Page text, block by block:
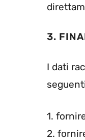
3.
I dati
1.
2.